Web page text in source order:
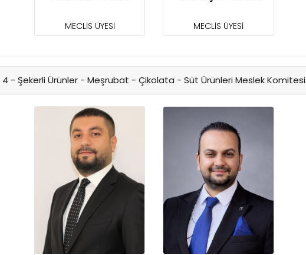
MECLİS ÜYESİ MECLİS ÜYESİ
4 - Şekerli Ürünler - Meşrubat - Çikolata - Süt Ürünleri Meslek Komitesi